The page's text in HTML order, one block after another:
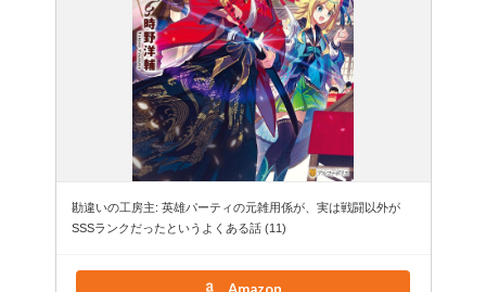
勘違いの工房主: 英雄パーティの元雑用係が、実は戦闘以外が
SSSランクだったというよくある話 (11)
Amazon